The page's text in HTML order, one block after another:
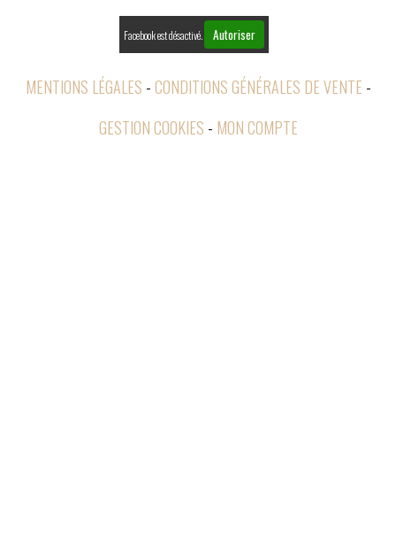
Facebook est désactivé. Autoriser
MENTIONS LÉGALES CONDITIONS GÉNÉRALES DE VENTE
GESTION COOKIES
MON COMPTE